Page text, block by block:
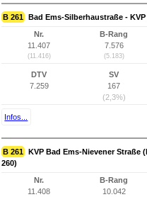
B 261 Bad Ems-Silberhaustraße -
Nr.
11.407
(11.416)
B-Rang
7.576
(5.183)
DTV
7.259
SV
167
(2,3%)
Infos...
B 261 KVP Bad Ems-Nievener Straße
260)
Nr.
11.408
B-Rang
10.042